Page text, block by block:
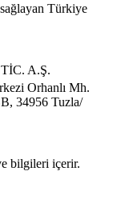
Türkiye
A.Ş.
Orhanlı Mh.
34956 Tuzla/
bilgileri içerir.